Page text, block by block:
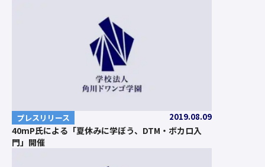
プレスリリース 2019.08.09
40mP氏による「夏休みに学ぼう、DTM・ボカロ入
門」開催